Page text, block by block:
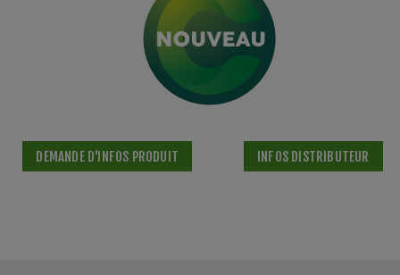
DEMANDE D'INFOS PRODUIT INFOS DISTRIBUTEUR